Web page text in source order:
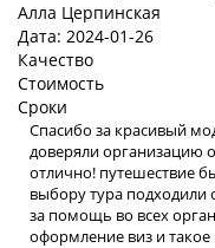
Алла Церпинская
Дата: 2024-01-26
Качество
Стоимость
Сроки
Спасибо за красивый
доверяли организацию
отлично! путешествие
выбору тура подходили
за помощь во всех
оформление виз и